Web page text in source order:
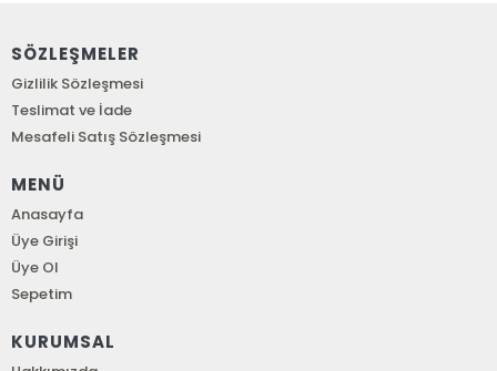
SÖZLEŞMELER
Gizlilik Sözleşmesi
Teslimat ve İade
Mesafeli Satış Sözleşmesi
MENÜ
Anasayfa
Üye Girişi
Üye Ol
Sepetim
KURUMSAL